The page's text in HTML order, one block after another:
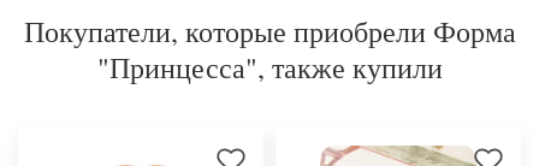
Покупатели, которые приобрели Форма
"Принцесса", также купили